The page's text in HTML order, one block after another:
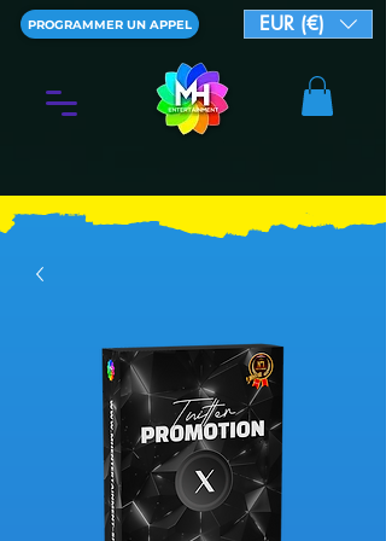
PROGRAMMER UN APPEL EUR (€)